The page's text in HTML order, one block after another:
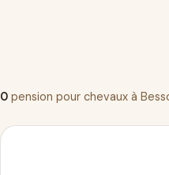
0 pension pour chevaux à